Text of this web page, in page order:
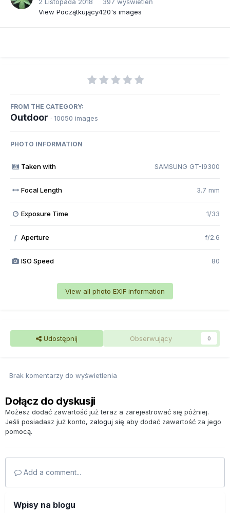
2 Listopada 2018
397 wyświetleń
View Początkujący420's images
FROM THE CATEGORY:
Outdoor · 10050 images
PHOTO INFORMATION
Taken with SAMSUNG GT-I9300
Focal Length 3.7 mm
Exposure Time 1/33
f Aperture f/2.6
ISO Speed 80
View all photo EXIF information
Udostępnij Obserwujący 0
Brak komentarzy do wyświetlenia
Dołącz do dyskusji
Możesz dodać zawartość już teraz a zarejestrować się później.
Jeśli posiadasz już konto, zaloguj się aby dodać zawartość za jego
pomocą.
Add a comment...
Wpisy na blogu